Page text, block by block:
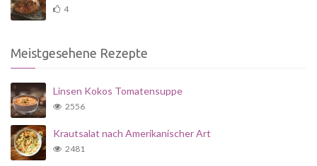
4
Meistgesehene Rezepte
Linsen Kokos Tomatensuppe
2556
Krautsalat nach Amerikanischer Art
2481